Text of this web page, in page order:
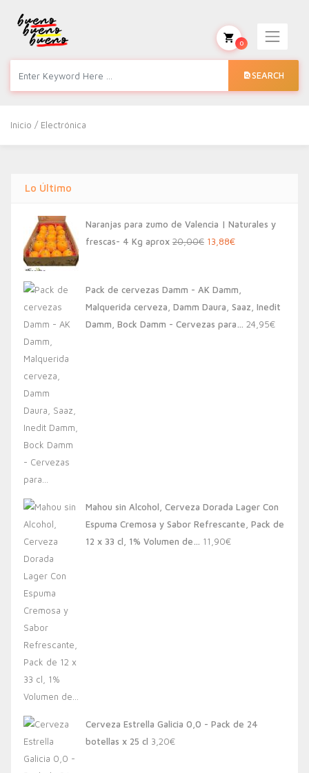
SEARCH
0
Inicio / Electrónica
Lo Último
Naranjas para zumo de Valencia | Naturales y
frescas- 4 Kg aprox 20,00€ El
era:
20,00€.
13,88€El
es:
13,88€.
Pack de cervezas Damm - AK Damm,
Malquerida cerveza, Damm Daura, Saaz, Inedit
Damm, Bock Damm - Cervezas para… 24,95€
Mahou sin Alcohol, Cerveza Dorada Lager Con
Espuma Cremosa y Sabor Refrescante, Pack de
12 x 33 cl, 1% Volumen de… 11,90€
Cerveza Estrella Galicia 0,0 - Pack de 24
botellas x 25 cl 3,20€